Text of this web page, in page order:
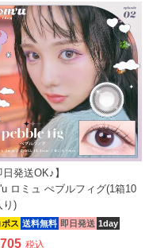
日発送OK♪】
ロミュ ぺブルフィグ(1箱10
り)
ス 送料無料 即日発送 1day
税込